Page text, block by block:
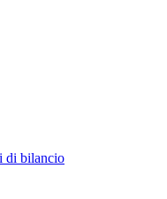
di bilancio